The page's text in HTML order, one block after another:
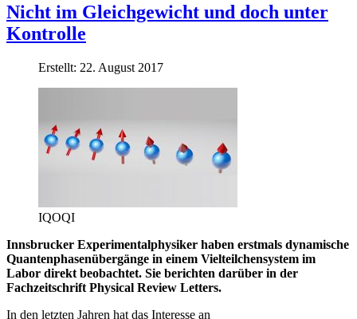
Nicht im Gleichgewicht und doch unter
Kontrolle
Erstellt: 22. August 2017
IQOQI
Innsbrucker Experimentalphysiker haben erstmals dynamische
Quantenphasenübergänge in einem Vielteilchensystem im
Labor direkt beobachtet. Sie berichten darüber in der
Fachzeitschrift Physical Review Letters.
In den letzten Jahren hat das Interesse an